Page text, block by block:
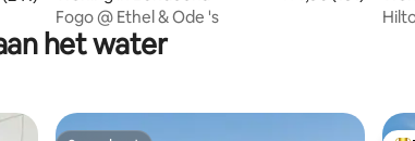
Fogo @ Ethel & Ode 's
het water